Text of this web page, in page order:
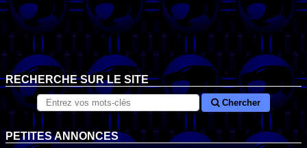
RECHERCHE SUR LE SITE
Chercher
PETITES ANNONCES